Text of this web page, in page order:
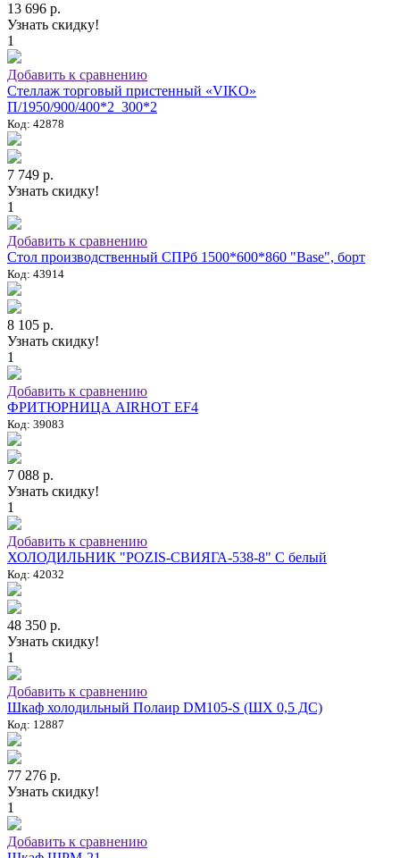
13 696 р.
Узнать скидку!
1
Добавить к сравнению
Стеллаж торговый пристенный «VIKO»
П/1950/900/400*2_300*2
Код: 42878
7 749 р.
Узнать скидку!
1
Добавить к сравнению
Стол производственный СПРб 1500*600*860 "Base", борт
Код: 43914
8 105 р.
Узнать скидку!
1
Добавить к сравнению
ФРИТЮРНИЦА AIRHOT EF4
Код: 39083
7 088 р.
Узнать скидку!
1
Добавить к сравнению
ХОЛОДИЛЬНИК "POZIS-СВИЯГА-538-8" C белый
Код: 42032
48 350 р.
Узнать скидку!
1
Добавить к сравнению
Шкаф холодильный Полаир DM105-S (ШХ 0,5 ДС)
Код: 12887
77 276 р.
Узнать скидку!
1
Добавить к сравнению